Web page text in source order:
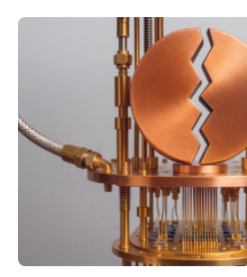
Messungen verwenden. Das
vermutet, weltweit war nach den
Atomkern-Zuständen gesucht
einem Team der TU Wien mit
internationaler Partner der
Der lange diskutierte Thorium-
gefunden. Kurz darauf konnte
Thorium tatsächlich nutzen lässt,